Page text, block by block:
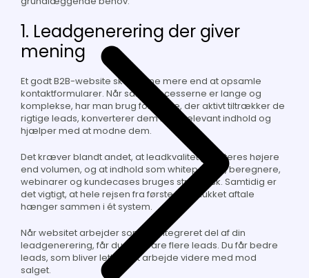
1. Leadgenerering der giver
mening
Et godt B2B-website skal kunne mere end at opsamle
kontaktformularer. Når salgsprocesserne er lange og
komplekse, har man brug for et site, der aktivt tiltrækker de
rigtige leads, konverterer dem med relevant indhold og
hjælper med at modne dem.
Det kræver blandt andet, at leadkvalitet prioriteres højere
end volumen, og at indhold som whitepapers, beregnere,
webinarer og kundecases bruges strategisk. Samtidig er
det vigtigt, at hele rejsen fra første klik til lukket aftale
hænger sammen i ét system.
Når websitet arbejder som en integreret del af din
leadgenerering, får du ikke bare flere leads. Du får bedre
leads, som bliver lettere at arbejde videre med mod
salget.